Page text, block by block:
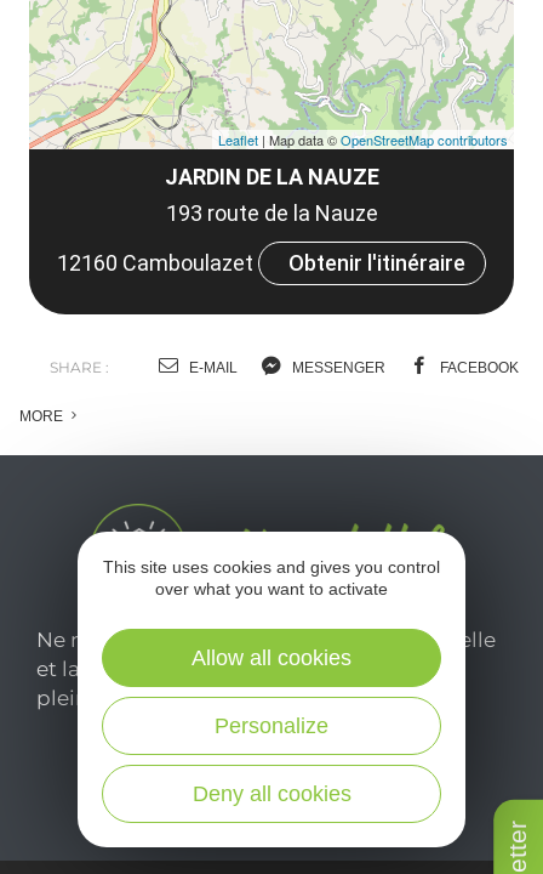
JARDIN DE LA NAUZE
193 route de la Nauze
12160 Camboulazet
Obtenir l'itinéraire
Leaflet | Map data ©OpenStreetMap contributors
SHARE : E-MAIL MESSENGER FACEBOOK
MORE
Ne manquez pas notre newsletter mensuelle
et laissez-vous inspirer pour profiter
pleinement de votre séjour en Aveyron.
Je m'abonne ici
This site uses cookies and gives you control
over what you want to activate
Deny all cookies
Personalize
Allow all cookies